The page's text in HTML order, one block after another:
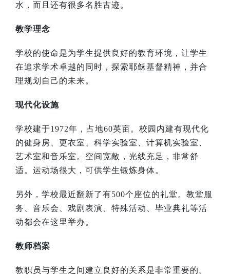
水，而且还有很多名胜古迹。
教学理念
学校的使命是为学生提供良好的教育环境，让学生
在追求学术卓越的同时，探索耶稣基督精神，并合
理规划自己的未来。
现代化设施
学校建于1972年，占地60英亩。校园内建有现代化
的健身房、更衣室、科学实验室、计算机实验室、
艺术室和音乐室。空间宽敞，光线充足，非常舒
适。运动场很大，可供学生锻炼身体。
另外，学校最近翻新了有500个座位的礼堂。教堂服
务、音乐会、戏剧表演、特殊活动、毕业典礼等活
动都会在这里举办。
教师档案
教职员与学生之间建立良好的关系是非常重要的。